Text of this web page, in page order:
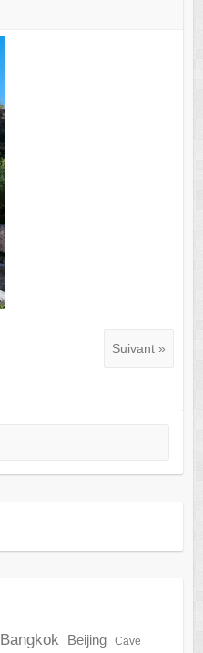
Suivant »
Bangkok Beijing Cave